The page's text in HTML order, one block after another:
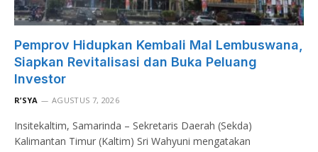
Pemprov Hidupkan Kembali Mal Lembuswana,
Siapkan Revitalisasi dan Buka Peluang
Investor
R’SYA AGUSTUS 7, 2026
Insitekaltim, Samarinda – Sekretaris Daerah (Sekda)
Kalimantan Timur (Kaltim) Sri Wahyuni mengatakan